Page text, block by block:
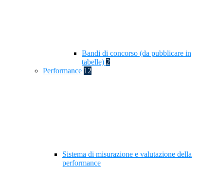
Bandi di concorso (da pubblicare in
tabelle) 2
Performance 12
Sistema di misurazione e valutazione della
performance